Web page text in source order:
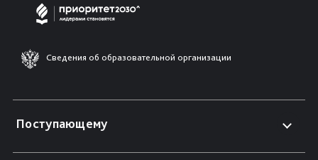
Сведения об образовательной организации
Поступающему